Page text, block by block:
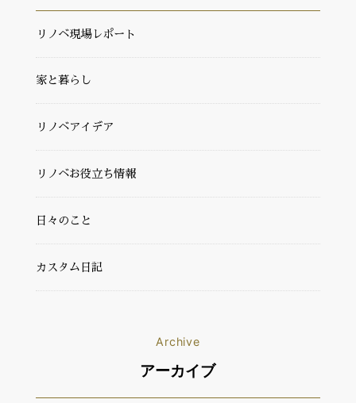
リノベ現場レポート
家と暮らし
リノベアイデア
リノベお役立ち情報
日々のこと
カスタム日記
Archive
アーカイブ